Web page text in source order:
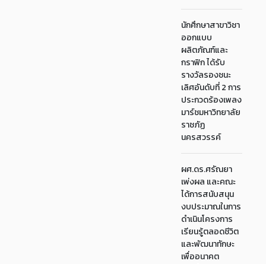
นักศึกษาสาขาวิชา
ออกแบบ
ผลิตภัณฑ์และ
กราฟิก ได้รับ
รางวัลรองชนะ
เลิศอันดับที่ 2 การ
ประกวดร้องเพลง
มาร์ชมหาวิทยาลัย
ราชภัฏ
นครสวรรค์
ผศ.ดร.ศรัณยา
เพ่งผล และคณะ
ได้การสนับสนุน
งบประมาณในการ
ดำเนินโครงการ
เรียนรู้ตลอดชีวิต
และพัฒนาทักษะ
เพื่ออนาคต